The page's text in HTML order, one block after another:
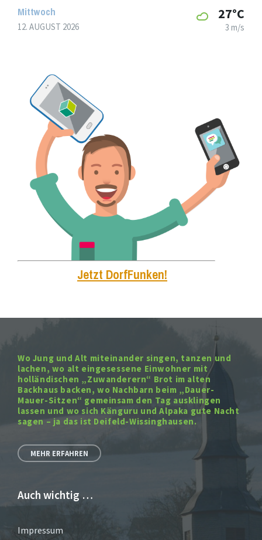
Mittwoch
12. AUGUST 2026
27°C
3 m/s
Jetzt DorfFunken!
Wo Jung und Alt miteinander singen, tanzen und
lachen, wo alt eingesessene Einwohner mit
holländischen „Zuwanderern“ Brot im alten
Backhaus backen, wo Nachbarn beim „Dauer-
Mauer-Sitzen“ gemeinsam den Tag ausklingen
lassen und wo sich Känguru und Alpaka gute Nacht
sagen – ja das ist Deifeld-Wissinghausen.
MEHR ERFAHREN
Auch wichtig …
Impressum